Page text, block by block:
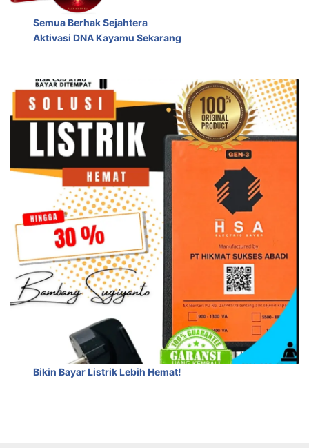
Semua Berhak Sejahtera
Aktivasi DNA Kayamu Sekarang
Bikin Bayar Listrik Lebih Hemat!